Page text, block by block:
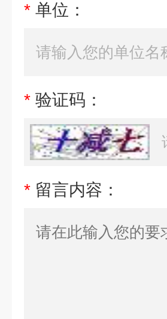
* 单位：
* 验证码：
* 留言内容：